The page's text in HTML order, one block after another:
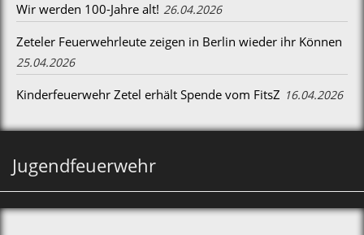
Wir werden 100-Jahre alt! 26.04.2026
Zeteler Feuerwehrleute zeigen in Berlin wieder ihr Können
25.04.2026
Kinderfeuerwehr Zetel erhält Spende vom FitsZ 16.04.2026
Jugendfeuerwehr